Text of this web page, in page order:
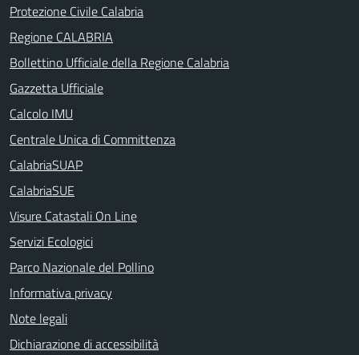
Protezione Civile Calabria
Regione CALABRIA
Bollettino Ufficiale della Regione Calabria
Gazzetta Ufficiale
Calcolo IMU
Centrale Unica di Committenza
CalabriaSUAP
CalabriaSUE
Visure Catastali On Line
Servizi Ecologici
Parco Nazionale del Pollino
Informativa privacy
Note legali
Dichiarazione di accessibilità